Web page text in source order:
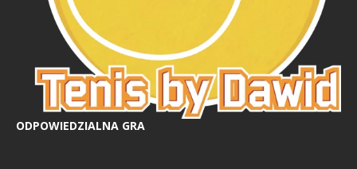
ODPOWIEDZIALNA GRA